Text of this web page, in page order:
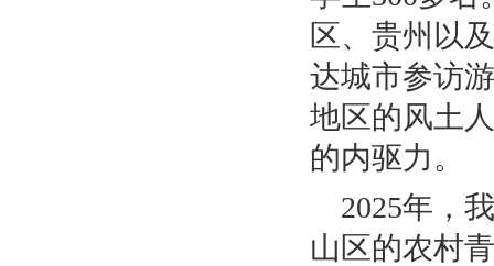
区、贵州以
达城市参访
地区的风土
的内驱力。
2025年，
山区的农村